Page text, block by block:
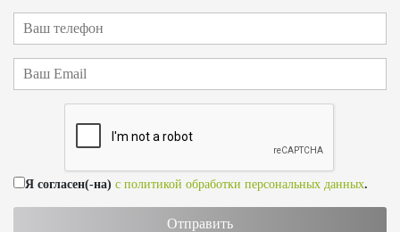
Я согласен(-на) с политикой обработки персональных данных.